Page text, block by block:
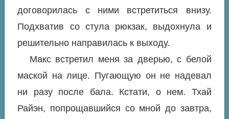
договорилась с ними встретиться внизу.
Подхватив со стула рюкзак, выдохнула и
решительно направилась к выходу.
Макс встретил меня за дверью, с белой
маской на лице. Пугающую он не надевал
ни разу после бала. Кстати, о нем. Тхай
Райэн, попрощавшийся со мной до завтра,